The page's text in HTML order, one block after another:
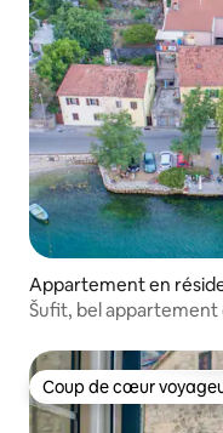
Appartement en
Šufit, bel appartement
Coup de cœur
Coup de cœur